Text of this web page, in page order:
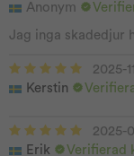
Anonym
Jag inga skadedjur
2025-
Kerstin
2025-
Erik
Verifierad